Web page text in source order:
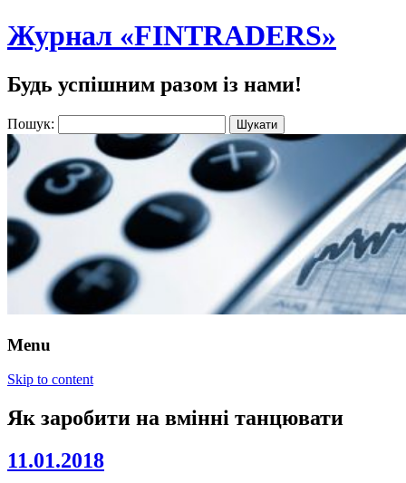
Журнал «FINTRADERS»
Будь успішним разом із нами!
Пошук:
Menu
Skip to content
Як заробити на вмінні танцювати
11.01.2018